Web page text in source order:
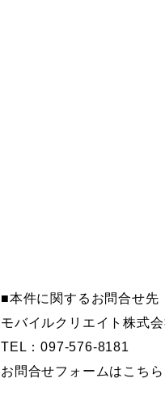
■本件に関するお問合せ先
モバイルクリエイト株式
TEL：097-576-8181
お問合せフォームはこち